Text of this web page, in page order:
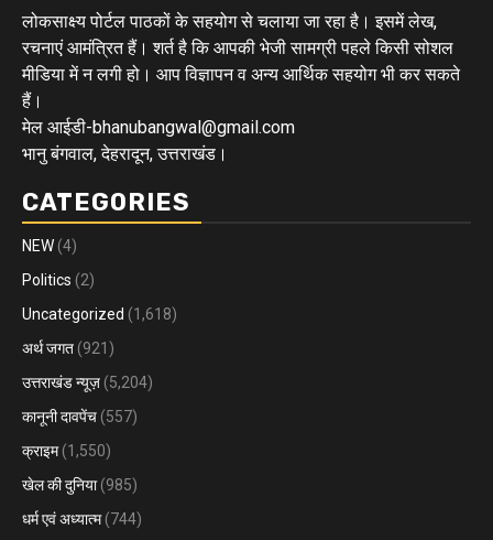
लोकसाक्ष्य पोर्टल पाठकों के सहयोग से चलाया जा रहा है। इसमें लेख,
रचनाएं आमंत्रित हैं। शर्त है कि आपकी भेजी सामग्री पहले किसी सोशल
मीडिया में न लगी हो। आप विज्ञापन व अन्य आर्थिक सहयोग भी कर सकते
हैं।
मेल आईडी-bhanubangwal@gmail.com
भानु बंगवाल, देहरादून, उत्तराखंड।
CATEGORIES
NEW (4)
Politics (2)
Uncategorized (1,618)
अर्थ जगत (921)
उत्तराखंड न्यूज़ (5,204)
कानूनी दावपेंच (557)
क्राइम(1,550)
खेल की दुनिया(985)
धर्म एवं अध्यात्म(744)